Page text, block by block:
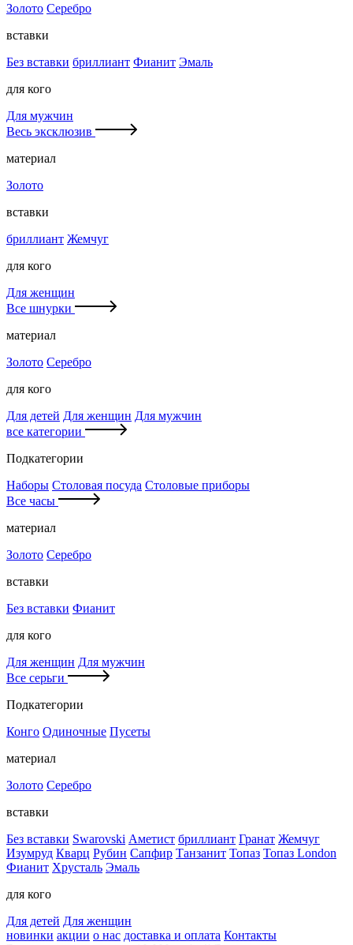
Золото Серебро
вставки
Без вставки бриллиант Фианит Эмаль
для кого
Для мужчин
Весь эксклюзив
материал
Золото
вставки
бриллиант Жемчуг
для кого
Для женщин
Все шнурки
материал
Золото Серебро
для кого
Для детей Для женщин Для мужчин
все категории
Подкатегории
Наборы Столовая посуда Столовые приборы
Все часы
материал
Золото Серебро
вставки
Без вставки Фианит
для кого
Для женщин Для мужчин
Все серьги
Подкатегории
Конго Одиночные Пусеты
материал
Золото Серебро
вставки
Без вставки Swarovski Аметист бриллиант Гранат Жемчуг
Изумруд Кварц Рубин Сапфир Танзанит Топаз Топаз London
Фианит Хрусталь Эмаль
для кого
Для детей Для женщин
новинки акции о нас доставка и оплата Контакты